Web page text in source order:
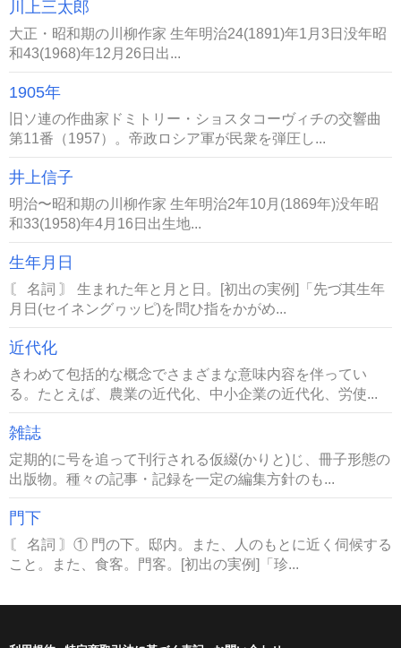
川上三太郎
大正・昭和期の川柳作家 生年明治24(1891)年1月3日没年昭
和43(1968)年12月26日出...
1905年
旧ソ連の作曲家ドミトリー・ショスタコーヴィチの交響曲
第11番（1957）。帝政ロシア軍が民衆を弾圧し...
井上信子
明治〜昭和期の川柳作家 生年明治2年10月(1869年)没年昭
和33(1958)年4月16日出生地...
生年月日
〘 名詞 〙 生まれた年と月と日。[初出の実例]「先づ其生年
月日(セイネングヮッピ)を問ひ指をかがめ...
近代化
きわめて包括的な概念でさまざまな意味内容を伴ってい
る。たとえば、農業の近代化、中小企業の近代化、労使...
雑誌
定期的に号を追って刊行される仮綴(かりと)じ、冊子形態の
出版物。種々の記事・記録を一定の編集方針のも...
門下
〘 名詞 〙① 門の下。邸内。また、人のもとに近く伺候する
こと。また、食客。門客。[初出の実例]「珍...